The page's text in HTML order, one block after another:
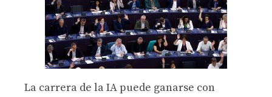
La carrera de la IA puede ganarse con